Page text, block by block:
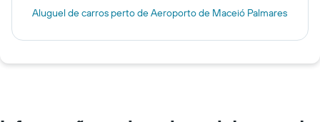
Aluguel de carros perto de Aeroporto de Maceió Palmares